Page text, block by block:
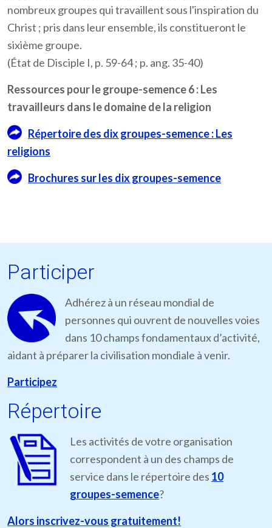
nombreux groupes qui travaillent sous l'inspiration du
Christ ; pris dans leur ensemble, ils constitueront le
sixième groupe.
(État de Disciple I, p. 59-64 ; p. ang. 35-40)
Ressources pour le groupe-semence 6 : Les
travailleurs dans le domaine de la religion
Répertoire des dix groupes-semence : Les
religions
Brochures sur les dix groupes-semence
Participer
Adhérez à un réseau mondial de
personnes qui ouvrent de nouvelles voies
dans 10 champs fondamentaux d’activité,
aidant à préparer la civilisation mondiale à venir.
Participez
Répertoire
Les activités de votre organisation
correspondent à un des champs de
service dans le répertoire des 10
groupes-semence?
Alors inscrivez-vous gratuitement!